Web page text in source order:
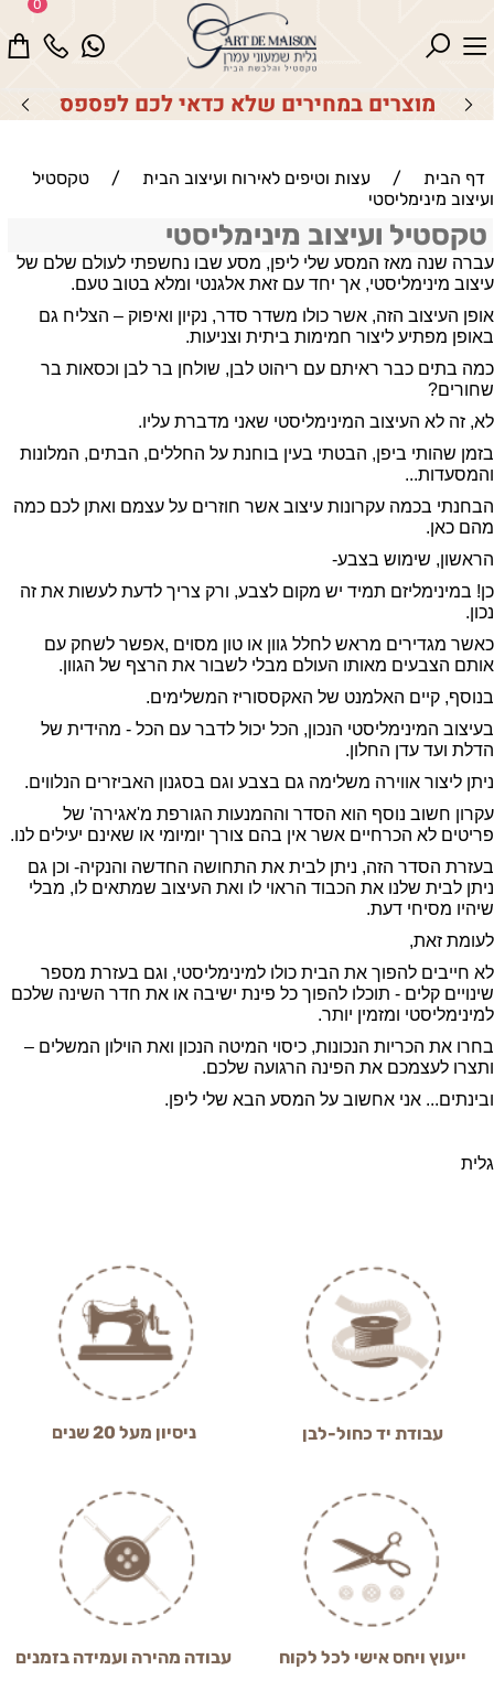
מוצרים במחירים שלא כדאי לכם לפספס
0
דף הבית / עצות וטיפים לאירוח ועיצוב הבית /
טקסטיל
ועיצוב מינימליסטי
טקסטיל ועיצוב מינימליסטי
עברה שנה מאז המסע שלי ליפן, מסע שבו נחשפתי לעולם שלם של
עיצוב מינימליסטי, אך יחד עם זאת אלגנטי ומלא בטוב טעם.
אופן העיצוב הזה, אשר כולו משדר סדר, נקיון ואיפוק – הצליח גם
באופן מפתיע ליצור חמימות ביתית וצניעות.
כמה בתים כבר ראיתם עם ריהוט לבן, שולחן בר לבן וכסאות בר
שחורים?
לא, זה לא העיצוב המינימליסטי שאני מדברת עליו.
בזמן שהותי ביפן, הבטתי בעין בוחנת על החללים, הבתים, המלונות
והמסעדות...
הבחנתי בכמה עקרונות עיצוב אשר חוזרים על עצמם ואתן לכם כמה
מהם כאן.
הראשון, שימוש בצבע-
כן! במינימליזם תמיד יש מקום לצבע, ורק צריך לדעת לעשות את זה
נכון.
כאשר מגדירים מראש לחלל גוון או טון מסוים ,אפשר לשחק עם
אותם הצבעים מאותו העולם מבלי לשבור את הרצף של הגוון.
בנוסף, קיים האלמנט של האקססוריז המשלימים.
בעיצוב המינימליסטי הנכון, הכל יכול לדבר עם הכל - מהידית של
הדלת ועד עדן החלון.
ניתן ליצור אווירה משלימה גם בצבע וגם בסגנון האביזרים הנלווים.
עקרון חשוב נוסף הוא הסדר וההמנעות הגורפת מ'אגירה' של
פריטים לא הכרחיים אשר אין בהם צורך יומיומי או שאינם יעילים לנו.
בעזרת הסדר הזה, ניתן לבית את התחושה החדשה והנקיה- וכן גם
ניתן לבית שלנו את הכבוד הראוי לו ואת העיצוב שמתאים לו, מבלי
שיהיו מסיחי דעת.
לעומת זאת,
לא חייבים להפוך את הבית כולו למינימליסטי, וגם בעזרת מספר
שינויים קלים - תוכלו להפוך כל פינת ישיבה או את חדר השינה שלכם
למינימליסטי ומזמין יותר.
בחרו את הכריות הנכונות, כיסוי המיטה הנכון ואת הוילון המשלים –
ותצרו לעצמכם את הפינה הרגועה שלכם.
ובינתים... אני אחשוב על המסע הבא שלי ליפן.
גלית
עבודת יד כחול-לבן ניסיון מעל 20 שנים
ייעוץ ויחס אישי לכל לקוח עבודה מהירה ועמידה בזמנים